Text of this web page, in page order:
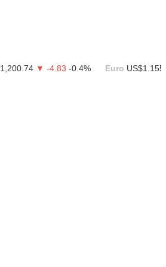
1,200.74 ▼ -4.83 -0.4% Euro